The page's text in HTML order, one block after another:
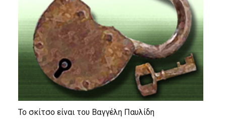
Το σκίτσο είναι του Βαγγέλη Παυλίδη